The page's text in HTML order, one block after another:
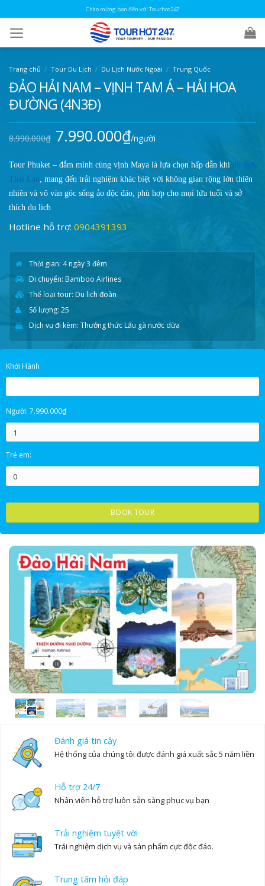
to
content
Chào mừng bạn đến với Tourhot247
Trang chủ / Tour Du Lịch / Du Lịch Nước Ngoài / Trung Quốc
ĐẢO HẢI NAM – VỊNH TAM Á – HẢI HOA
ĐƯỜNG (4N3Đ)
8.990.000₫
Giá
gốc
7.990.000₫Giá
hiện
7.990.000₫.
/người
Tour Phuket – đắm mình cùng vịnh Maya là lựa chọn hấp dẫn khi du lịch
Thái Lan, mang đến trải nghiệm khác biệt với không gian rộng lớn thiên
nhiên và vô vàn góc sống ảo độc đáo, phù hợp cho mọi lứa tuổi và sở
thích du lịch
Hotline hỗ trợ: 0904391393
Thời gian: 4 ngày 3 đêm
Di chuyển: Bamboo Airlines
Thể loại tour: Du lịch đoàn
Số lượng: 25
Dịch vụ đi kèm: Thưởng thức Lẩu gà nước dừa
Khởi Hành
T.HAI T.BA T.TƯ T.NĂM T.SÁU T.BẢY C.NHẬT
27
3
20
24 25 26 27 28 29 30
31 1 2 3 4 5 6
Người: Giá
gốc
8.990.000₫.
7.990.000₫Giá
hiện
là:
Trẻ em:
BOOK TOUR
Đánh giá tin cậy
Hệ thống của chúng tôi được đánh giá xuất sắc 5 năm liền
Hỗ trợ 24/7
Nhân viên hỗ trợ luôn sẵn sàng phục vụ bạn
Trải nghiệm tuyệt vời
Trải nghiệm dịch vụ và sản phẩm cực độc đáo.
Trung tâm hỏi đáp